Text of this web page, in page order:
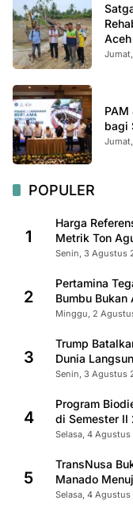
Aceh
PAM
bagi
POPULER
1
Harga
Metrik Ton
Senin, 3 Agustus
2
Pertamina
Bumbu Bukan
Minggu, 2
3
Trump
Dunia
Senin, 3 Agustus
4
Program
di Semester II
Selasa, 4
5
TransNusa
Manado
Selasa, 4